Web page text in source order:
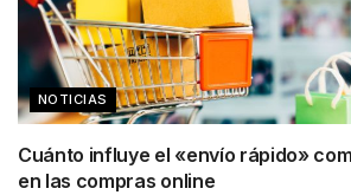
NOTICIAS
Cuánto influye el «envío rápido»
en las compras online